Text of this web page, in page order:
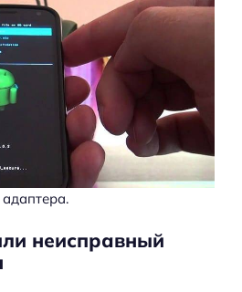
неисправный